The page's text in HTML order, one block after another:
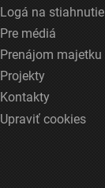
Logá na stiahnutie
Pre médiá
Prenájom majetku
Projekty
Kontakty
Upraviť cookies